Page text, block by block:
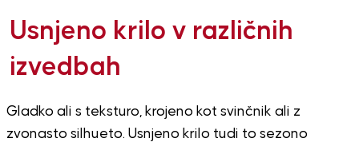
Usnjeno krilo v različnih
izvedbah
Gladko ali s teksturo, krojeno kot svinčnik ali z
zvonasto silhueto. Usnjeno krilo tudi to sezono